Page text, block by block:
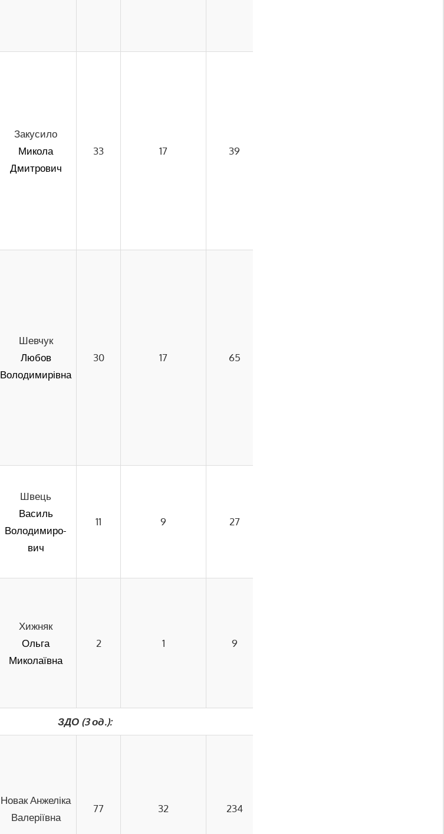
Закусило
Микола
Дмитрович
33 17 39
Шевчук
Любов
Володимирівна
30 17 65
Швець
Василь
Володимиро-
вич
11 9 27
Хижняк
Ольга
Миколаївна
2 1 9
ЗДО (3 од.):
Новак Анжеліка
Валеріївна
77 32 234